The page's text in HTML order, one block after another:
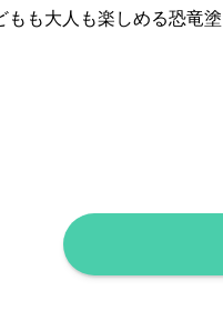
もも大人も楽しめる恐竜塗